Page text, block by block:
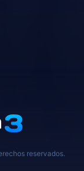
reservados.